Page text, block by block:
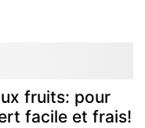
fruits: pour
facile et frais!